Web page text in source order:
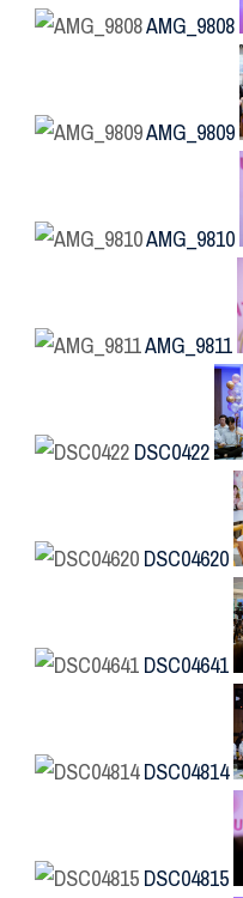
AMG_9808
AMG_9809
AMG_9810
AMG_9811
DSC0422
DSC04620
DSC04641
DSC04814
DSC04815